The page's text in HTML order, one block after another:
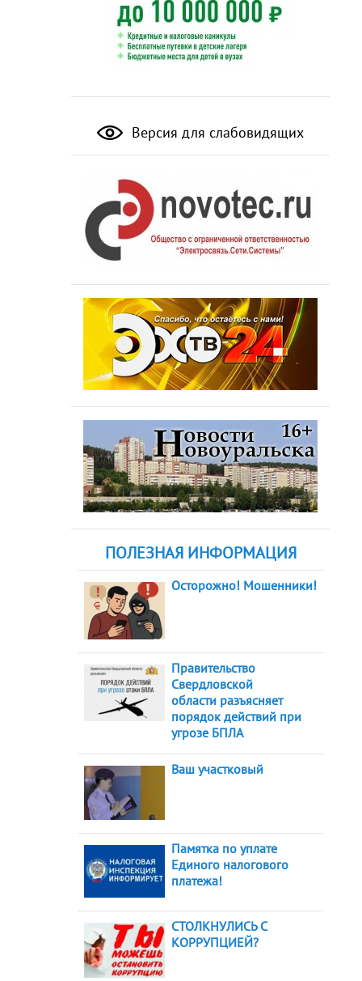
Версия для слабовидящих
ПОЛЕЗНАЯ ИНФОРМАЦИЯ
Осторожно! Мошенники!
Правительство
Свердловской
области разъясняет
порядок действий при
угрозе БПЛА
Ваш участковый
Памятка по уплате
Единого налогового
платежа!
СТОЛКНУЛИСЬ С
КОРРУПЦИЕЙ?